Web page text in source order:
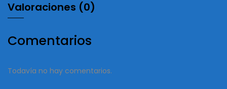
Valoraciones (0)
Comentarios
Todavía no hay comentarios.